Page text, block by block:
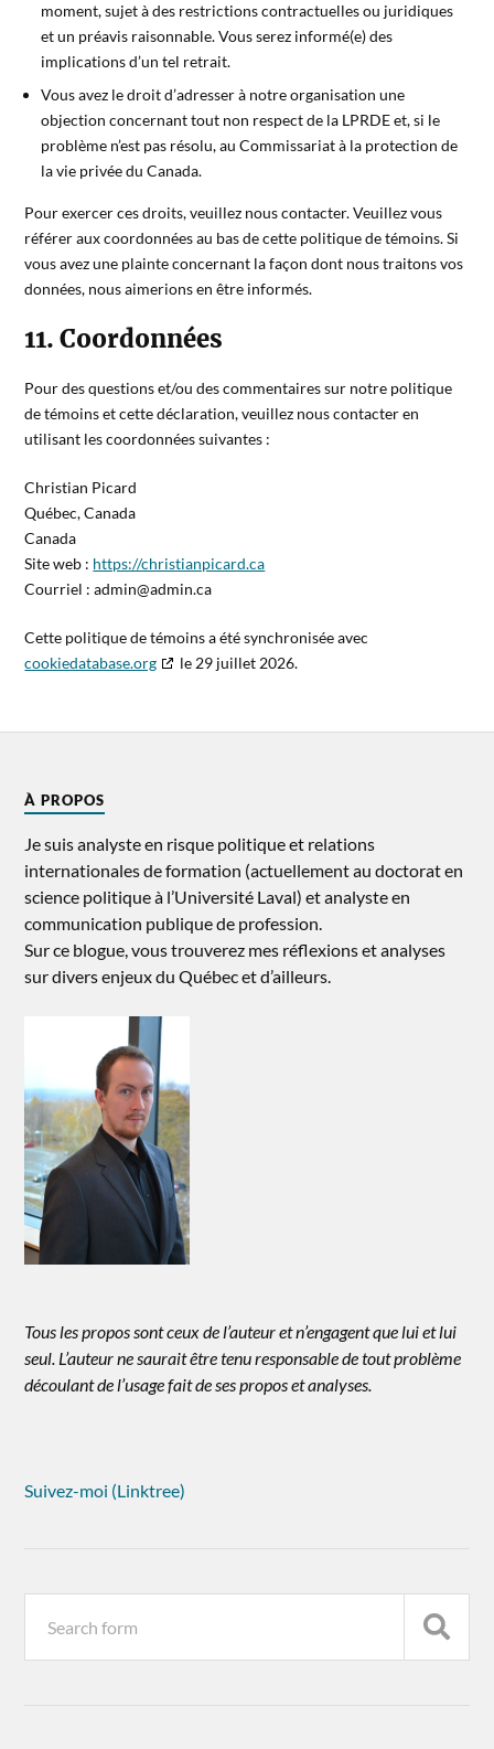
moment, sujet à des restrictions contractuelles ou juridiques
et un préavis raisonnable. Vous serez informé(e) des
implications d’un tel retrait.
Vous avez le droit d’adresser à notre organisation une
objection concernant tout non respect de la LPRDE et, si le
problème n’est pas résolu, au Commissariat à la protection de
la vie privée du Canada.
Pour exercer ces droits, veuillez nous contacter. Veuillez vous
référer aux coordonnées au bas de cette politique de témoins. Si
vous avez une plainte concernant la façon dont nous traitons vos
données, nous aimerions en être informés.
11. Coordonnées
Pour des questions et/ou des commentaires sur notre politique
de témoins et cette déclaration, veuillez nous contacter en
utilisant les coordonnées suivantes :
Christian Picard
Québec, Canada
Canada
Site web : https://christianpicard.ca
Courriel :admin@admin.ca
Cette politique de témoins a été synchronisée avec
cookiedatabase.org
le 29 juillet 2026.
À PROPOS
Je suis analyste en risque politique et relations
internationales de formation (actuellement au doctorat en
science politique à l’Université Laval) et analyste en
communication publique de profession.
Sur ce blogue, vous trouverez mes réflexions et analyses
sur divers enjeux du Québec et d’ailleurs.
Tous les propos sont ceux de l’auteur et n’engagent que lui et lui
seul. L’auteur ne saurait être tenu responsable de tout problème
découlant de l’usage fait de ses propos et analyses.
Suivez-moi (Linktree)